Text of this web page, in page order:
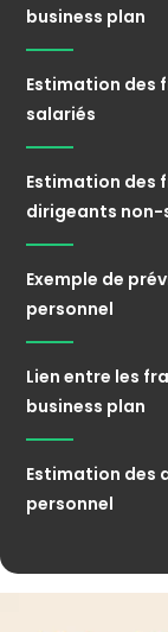
business plan
Estimation des
salariés
Estimation des
dirigeants non-
Exemple de
personnel
Lien entre les
business plan
Estimation des
personnel